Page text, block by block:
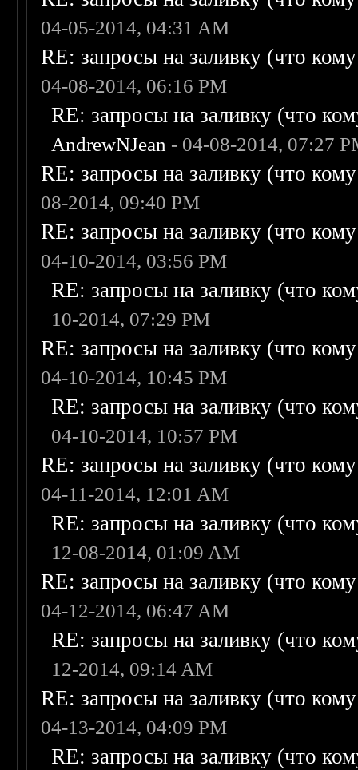
04-05-2014, 04:31 AM
RE: запросы на заливку (что
04-08-2014, 06:16 PM
RE: запросы на заливку (что
AndrewNJean - 04-08-2014, 07:27
RE: запросы на заливку (что
08-2014, 09:40 PM
RE: запросы на заливку (что
04-10-2014, 03:56 PM
RE: запросы на заливку (что
10-2014, 07:29 PM
RE: запросы на заливку (что
04-10-2014, 10:45 PM
RE: запросы на заливку (что
04-10-2014, 10:57 PM
RE: запросы на заливку (что
04-11-2014, 12:01 AM
RE: запросы на заливку (что
12-08-2014, 01:09 AM
RE: запросы на заливку (что
04-12-2014, 06:47 AM
RE: запросы на заливку (что
12-2014, 09:14 AM
RE: запросы на заливку (что
04-13-2014, 04:09 PM
RE: запросы на заливку (что